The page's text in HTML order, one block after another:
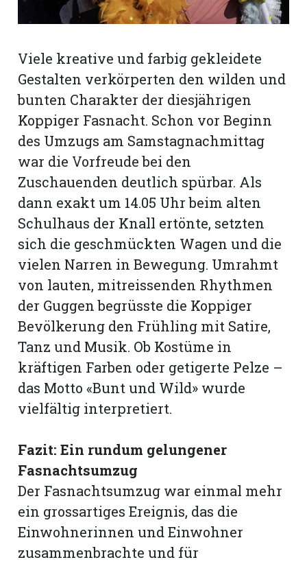
Viele kreative und farbig gekleidete
Gestalten verkörperten den wilden und
bunten Charakter der diesjährigen
Koppiger Fasnacht. Schon vor Beginn
des Umzugs am Samstagnachmittag
war die Vorfreude bei den
Zuschauenden deutlich spürbar. Als
dann exakt um 14.05 Uhr beim alten
Schulhaus der Knall ertönte, setzten
sich die geschmückten Wagen und die
vielen Narren in Bewegung. Umrahmt
von lauten, mitreissenden Rhythmen
der Guggen begrüsste die Koppiger
Bevölkerung den Frühling mit Satire,
Tanz und Musik. Ob Kostüme in
kräftigen Farben oder getigerte Pelze –
das Motto «Bunt und Wild» wurde
vielfältig interpretiert.
Fazit: Ein rundum gelungener
Fasnachtsumzug
Der Fasnachtsumzug war einmal mehr
ein grossartiges Ereignis, das die
Einwohnerinnen und Einwohner
zusammenbrachte und für